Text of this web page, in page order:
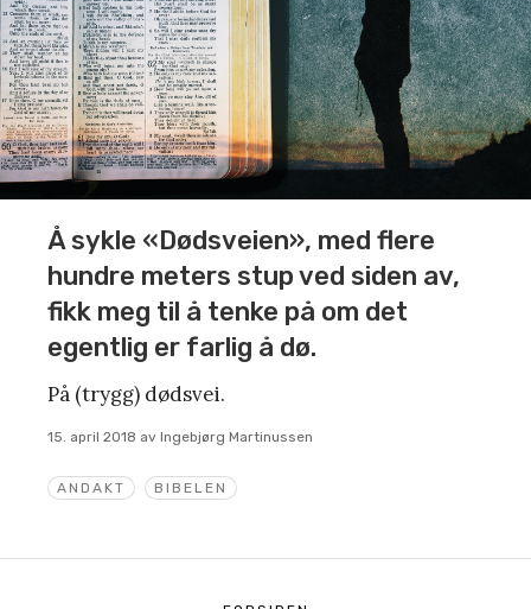
ANDAKT BIBELEN
Å sykle «Dødsveien», med flere
hundre meters stup ved siden av,
fikk meg til å tenke på om det
egentlig er farlig å dø.
På (trygg) dødsvei.
15. april 2018 av Ingebjørg Martinussen